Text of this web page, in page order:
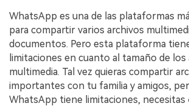
WhatsApp es una de las plataformas
para compartir varios archivos
documentos. Pero esta plataforma
limitaciones en cuanto al tamaño de los
multimedia. Tal vez quieras compartir
importantes con tu familia y amigos,
WhatsApp tiene limitaciones, necesitas